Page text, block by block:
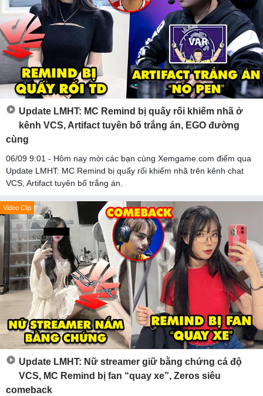
Update LMHT: MC Remind bị quấy rối khiếm nhã ở
kênh VCS, Artifact tuyên bố trắng án, EGO đường
cùng
06/09 9:01 - Hôm nay mời các bạn cùng Xemgame.com điểm qua
Update LMHT: MC Remind bị quấy rối khiếm nhã trên kênh chat
VCS, Artifact tuyên bố trắng án.
Video Clip
Update LMHT: Nữ streamer giữ bằng chứng cá độ
VCS, MC Remind bị fan “quay xe”, Zeros siêu
comeback